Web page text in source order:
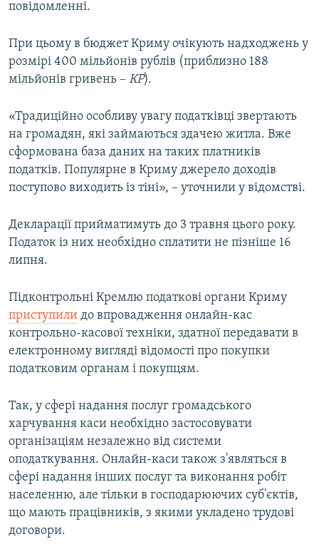
повідомленні.
При цьому в бюджет Криму очікують надходжень у
розмірі 400 мільйонів рублів (приблизно 188
мільйонів гривень – КР).
«Традиційно особливу увагу податківці звертають
на громадян, які займаються здачею житла. Вже
сформована база даних на таких платників
податків. Популярне в Криму джерело доходів
поступово виходить із тіні», – уточнили у відомстві.
Декларації прийматимуть до 3 травня цього року.
Податок із них необхідно сплатити не пізніше 16
липня.
Підконтрольні Кремлю податкові органи Криму
приступили до впровадження онлайн-кас
контрольно-касової техніки, здатної передавати в
електронному вигляді відомості про покупки
податковим органам і покупцям.
Так, у сфері надання послуг громадського
харчування каси необхідно застосовувати
організаціям незалежно від системи
оподаткування. Онлайн-каси також з'являться в
сфері надання інших послуг та виконання робіт
населенню, але тільки в господарюючих суб'єктів,
що мають працівників, з якими укладено трудові
договори.